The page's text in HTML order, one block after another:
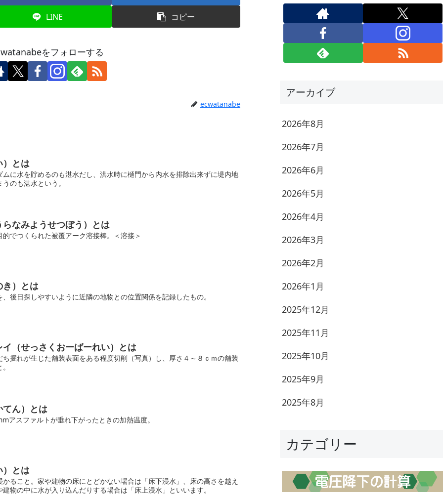
LINE コピー
をフォローする
ecwatanabe
）とは
ムに水を貯めるのも湛水だし、洪水時に樋門から内水を排除出来ずに堤内地
のも湛水という。
なみようせつぼう）とは
でつくられた被覆アーク溶接棒。＜溶接＞
き）とは
後日探しやすいように近隣の地物との位置関係を記録したもの。
（せっさくおーばーれい）とは
ち掘れが生じた舗装表面をある程度切削（写真）し、厚さ４～８ｃｍの舗装
ん）とは
アスファルトが垂れ下がったときの加熱温度。
）とは
ること。家や建物の床にとどかない場合は「床下浸水」、床の高さを越え
物の中に水が入り込んだりする場合は「床上浸水」といいます。
アーカイブ
2026年8月
2026年7月
2026年6月
2026年5月
2026年4月
2026年3月
2026年2月
2026年1月
2025年12月
2025年11月
2025年10月
2025年9月
2025年8月
カテゴリー